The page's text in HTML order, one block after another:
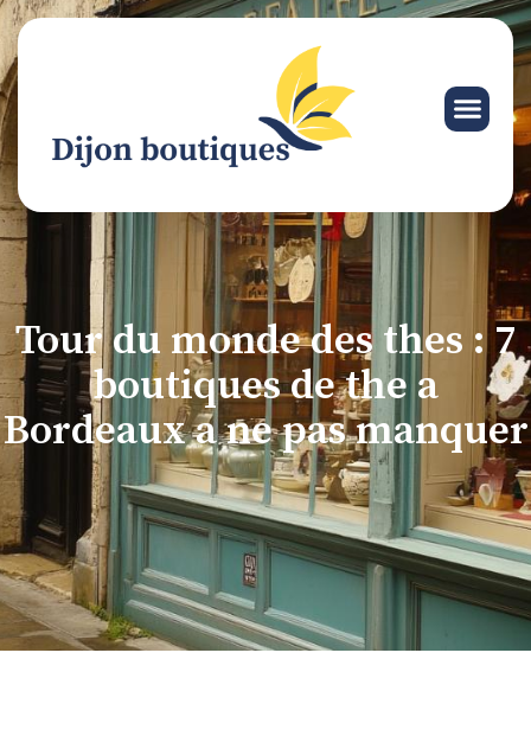
Tour du monde des thes : 7
boutiques de the a
Bordeaux a ne pas manquer